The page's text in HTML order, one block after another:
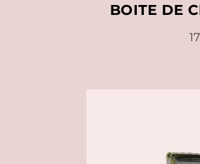
BOITE DE